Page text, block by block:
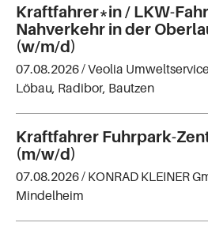
Kraftfahrer*in / LKW-
Nahverkehr in der
(w/m/d)
07.08.2026 /Veolia
Löbau, Radibor, Bautzen
Kraftfahrer Fuhrpark-
(m/w/d)
07.08.2026 / KONRAD KLEINER
Mindelheim